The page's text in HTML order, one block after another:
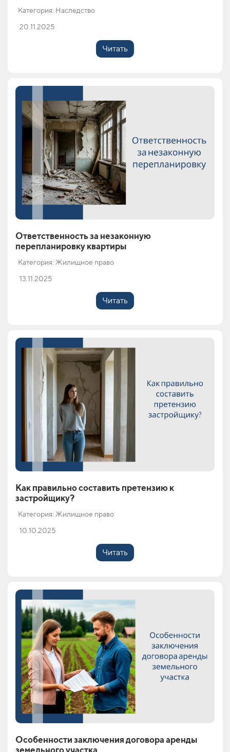
Категория: Наследство
20.11.2025
Читать
Ответственность за незаконную
перепланировку квартиры
Категория: Жилищное право
13.11.2025
Читать
Как правильно составить претензию к
застройщику?
Категория: Жилищное право
10.10.2025
Читать
Особенности заключения договора аренды
земельного участка